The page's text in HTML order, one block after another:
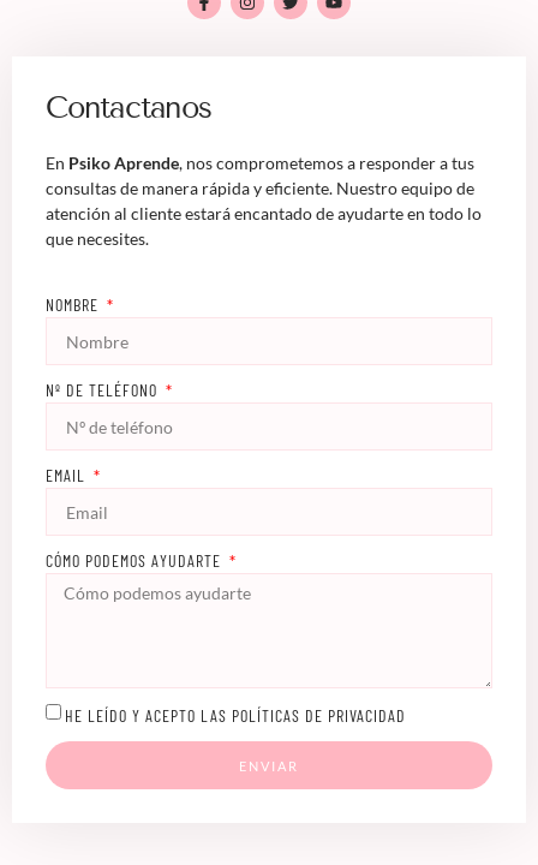
Contactanos
En Psiko Aprende, nos comprometemos a responder a tus
consultas de manera rápida y eficiente. Nuestro equipo de
atención al cliente estará encantado de ayudarte en todo lo
que necesites.
NOMBRE
Nº DE TELÉFONO
EMAIL
CÓMO PODEMOS AYUDARTE
HE LEÍDO Y ACEPTO LAS POLÍTICAS DE PRIVACIDAD
ENVIAR